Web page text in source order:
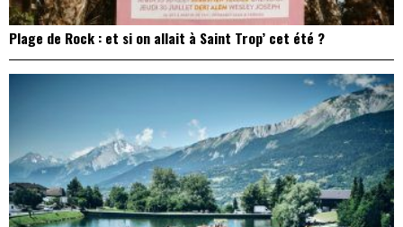
Plage de Rock : et si on allait à Saint Trop’ cet été ?